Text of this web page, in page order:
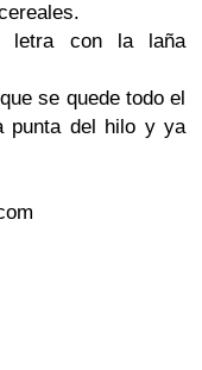
letra con la laña
se quede todo el
punta del hilo y ya